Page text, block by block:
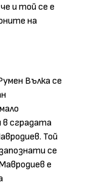
и той се е
на
Вълка се
в сградата
Той
се
е